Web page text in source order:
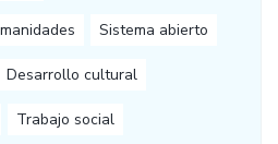
Sistema abierto
Desarrollo cultural
Trabajo social